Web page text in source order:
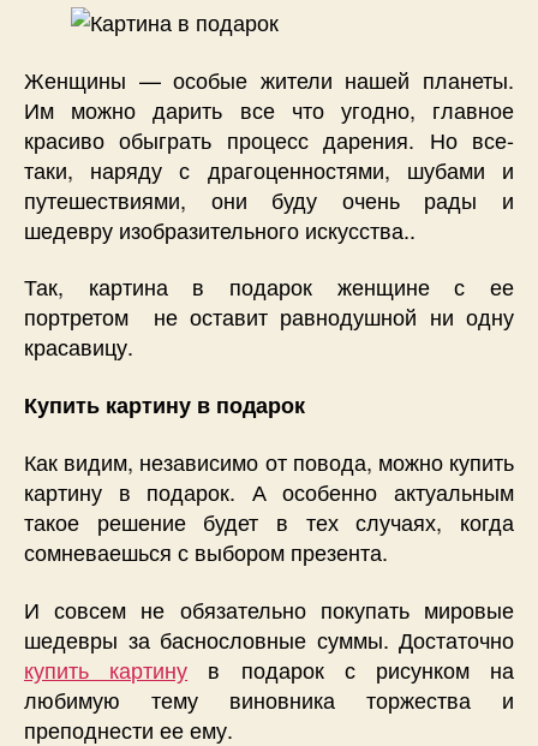
Женщины — особые жители нашей планеты.
Им можно дарить все что угодно, главное
красиво обыграть процесс дарения. Но все-
таки, наряду с драгоценностями, шубами и
путешествиями, они буду очень рады и
шедевру изобразительного искусства..
Так, картина в подарок женщине с ее
портретом не оставит равнодушной ни одну
красавицу.
Купить картину в подарок
Как видим, независимо от повода, можно купить
картину в подарок. А особенно актуальным
такое решение будет в тех случаях, когда
сомневаешься с выбором презента.
И совсем не обязательно покупать мировые
шедевры за баснословные суммы. Достаточно
купить картину в подарок с рисунком на
любимую тему виновника торжества и
преподнести ее ему.